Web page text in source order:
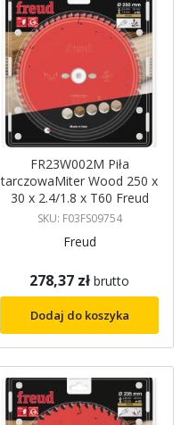
FR23W002M Piła
tarczowaMiter Wood 250 x
30 x 2.4/1.8 x T60 Freud
SKU: F03FS09754
Freud
278,37 zł brutto
Dodaj do koszyka